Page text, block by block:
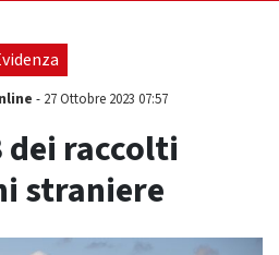
- 27 Ottobre 2023 07:57
raccolti
straniere